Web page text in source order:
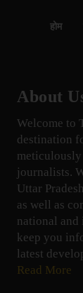
होम
About
Welcome to
destination
journalists.
Uttar
as well as
national and
keep you
latest
Read More